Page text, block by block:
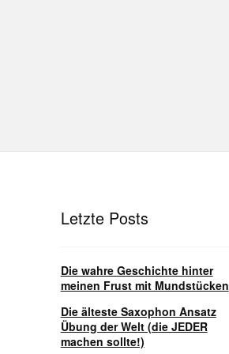
Unterrichtsbedingungen (AGBs)
Letzte Posts
Die wahre Geschichte hinter
meinen Frust mit Mundstücken
Die älteste Saxophon Ansatz
Übung der Welt (die JEDER
machen sollte!)